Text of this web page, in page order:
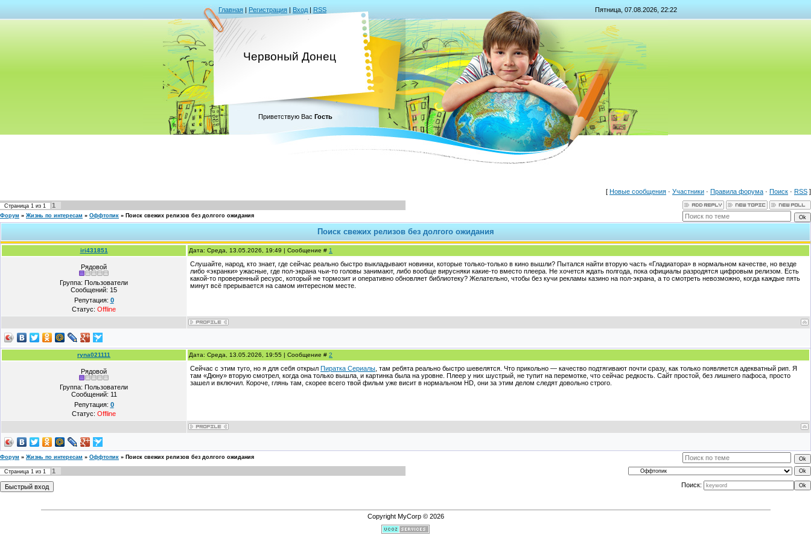
Главная | Регистрация | Вход | RSS Пятница, 07.08.2026, 22:22
Червоный Донец
Приветствую Вас Гость
[ Новые сообщения · Участники · Правила форума · Поиск · RSS ]
Страница 1 из 1 1
Форум » Жизнь по интересам » Оффтопик » Поиск свежих релизов без долгого ожидания
Поиск свежих релизов без долгого ожидания
iri431851 Дата: Среда, 13.05.2026, 19:49 | Сообщение # 1
Рядовой
Группа: Пользователи
Сообщений: 15
Репутация: 0
Статус: Offline
Слушайте, народ, кто знает, где сейчас реально быстро выкладывают новинки, которые только-только в кино вышли? Пытался найти вторую часть «Гладиатора» в нормальном качестве, но везде
либо «экранки» ужасные, где пол-экрана чьи-то головы занимают, либо вообще вирусняки какие-то вместо плеера. Не хочется ждать полгода, пока официалы разродятся цифровым релизом. Есть
какой-то проверенный ресурс, который не тормозит и оперативно обновляет библиотеку? Желательно, чтобы без кучи рекламы казино на пол-экрана, а то смотреть невозможно, когда каждые пять
минут всё прерывается на самом интересном месте.
ryna021111 Дата: Среда, 13.05.2026, 19:55 | Сообщение # 2
Рядовой
Группа: Пользователи
Сообщений: 11
Репутация: 0
Статус: Offline
Сейчас с этим туго, но я для себя открыл Пиратка Сериалы , там ребята реально быстро шевелятся. Что прикольно — качество подтягивают почти сразу, как только появляется адекватный рип. Я
там «Дюну» вторую смотрел, когда она только вышла, и картинка была на уровне. Плеер у них шустрый, не тупит на перемотке, что сейчас редкость. Сайт простой, без лишнего пафоса, просто
зашел и включил. Короче, глянь там, скорее всего твой фильм уже висит в нормальном HD, они за этим делом следят довольно строго.
Форум » Жизнь по интересам » Оффтопик » Поиск свежих релизов без долгого ожидания
Страница 1 из 1
1
Поиск:
Copyright MyCorp © 2026